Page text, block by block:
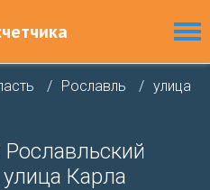
Рославль
улица
Карла